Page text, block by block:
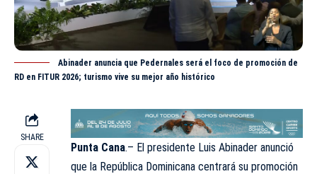
Abinader anuncia que Pedernales será el foco de promoción de
RD en FITUR 2026; turismo vive su mejor año histórico
SHARE
Punta Cana.– El presidente Luis Abinader anunció
que la República Dominicana centrará su promoción